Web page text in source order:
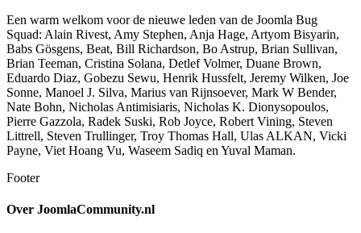
Een warm welkom voor de nieuwe leden van de Joomla Bug
Squad: Alain Rivest, Amy Stephen, Anja Hage, Artyom Bisyarin,
Babs Gösgens, Beat, Bill Richardson, Bo Astrup, Brian Sullivan,
Brian Teeman, Cristina Solana, Detlef Volmer, Duane Brown,
Eduardo Diaz, Gobezu Sewu, Henrik Hussfelt, Jeremy Wilken, Joe
Sonne, Manoel J. Silva, Marius van Rijnsoever, Mark W Bender,
Nate Bohn, Nicholas Antimisiaris, Nicholas K. Dionysopoulos,
Pierre Gazzola, Radek Suski, Rob Joyce, Robert Vining, Steven
Littrell, Steven Trullinger, Troy Thomas Hall, Ulas ALKAN, Vicki
Payne, Viet Hoang Vu, Waseem Sadiq en Yuval Maman.
Footer
Over JoomlaCommunity.nl